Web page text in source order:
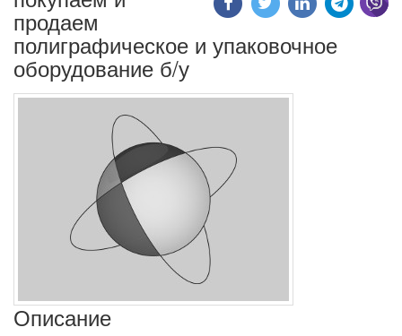
продаем
полиграфическое и упаковочное
оборудование б/у
Описание